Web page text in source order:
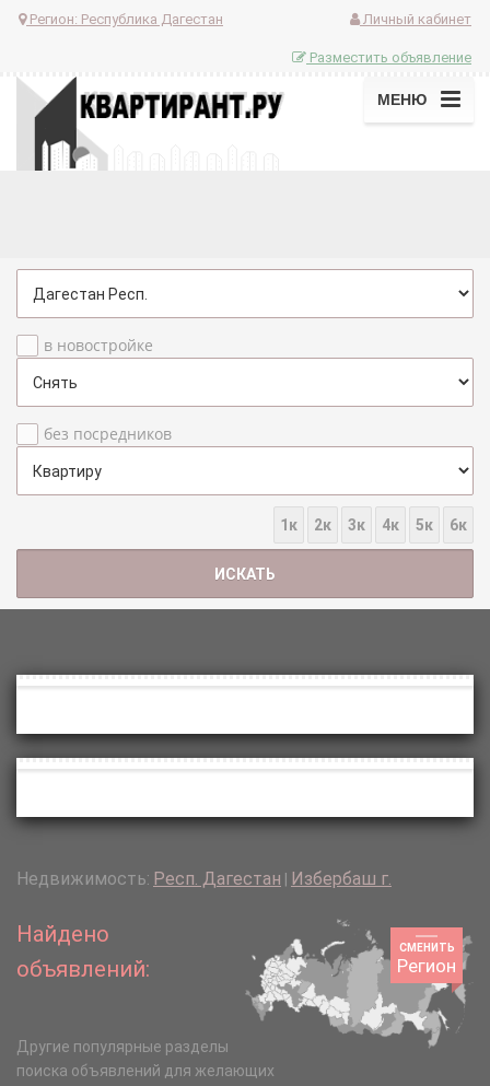
Регион: Республика Дагестан Личный кабинет
Разместить объявление
МЕНЮ
в новостройке
без посредников
1к 2к 3к 4к 5к 6к
Недвижимость: Респ. Дагестан Избербаш г.
СМЕНИТЬ
Регион
Найдено
объявлений:
Другие популярные разделы
поиска объявлений для желающих